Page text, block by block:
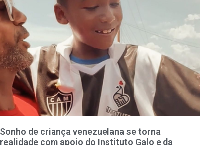
Sonho de criança venezuelana se torna
realidade com apoio do Instituto Galo e da